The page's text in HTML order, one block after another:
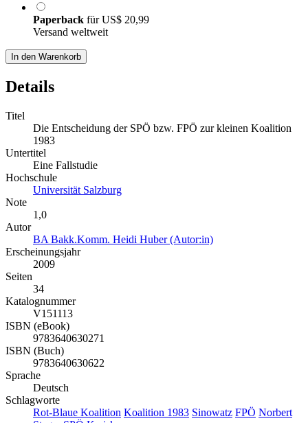
Paperback fürUS$ 20,99
Versand weltweit
In den Warenkorb
Details
Titel
Die Entscheidung der SPÖ bzw. FPÖ zur kleinen Koalition
1983
Untertitel
Eine Fallstudie
Hochschule
Universität Salzburg
Note
1,0
Autor
BA Bakk.Komm. Heidi Huber (Autor:in)
Erscheinungsjahr
2009
Seiten
34
Katalognummer
V151113
ISBN (eBook)
9783640630271
ISBN (Buch)
9783640630622
Sprache
Deutsch
Schlagworte
Rot-Blaue Koalition Koalition 1983 Sinowatz FPÖ Norbert